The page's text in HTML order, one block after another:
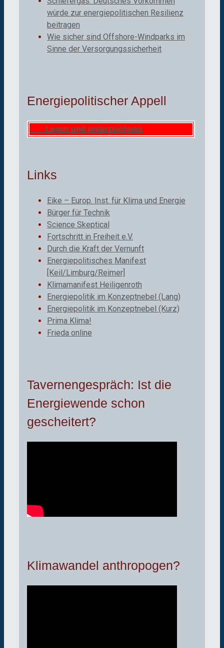
würde zur energiepolitischen Resilienz
beitragen
Wie sicher sind Offshore-Windparks im
Sinne der Versorgungssicherheit
Energiepolitischer Appell
Lesen und unterzeichnen
Links
Eike – Europ. Inst. für Klima und Energie
Bürger für Technik
Science Skeptical
Fortschritt in Freiheit e.V.
Durch die Kraft der Vernunft
Energiepolitisches Manifest
[Keil/Limburg/Reimer]
Klimamanifest Heiligenroth
Energiepolitik im Konzeptnebel (Lang)
Energiepolitik im Konzeptnebel (Kurz)
Prima Klima!
Frieda online
Tavernengespräch: Ist die
Energiewende schon
gescheitert?
Klimawandel anthropogen?